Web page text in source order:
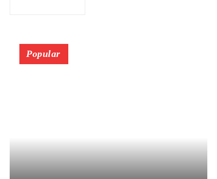
Popular